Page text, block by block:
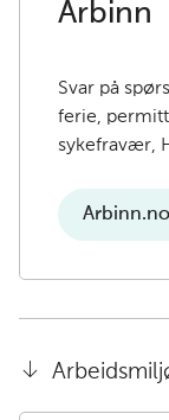
Arbinn
Svar på
ferie,
sykefravær,
Arbinn.no